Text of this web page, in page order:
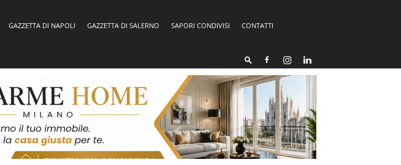
GAZZETTA DI NAPOLI GAZZETTA DI SALERNO SAPORI CONDIVISI
CONTATTI